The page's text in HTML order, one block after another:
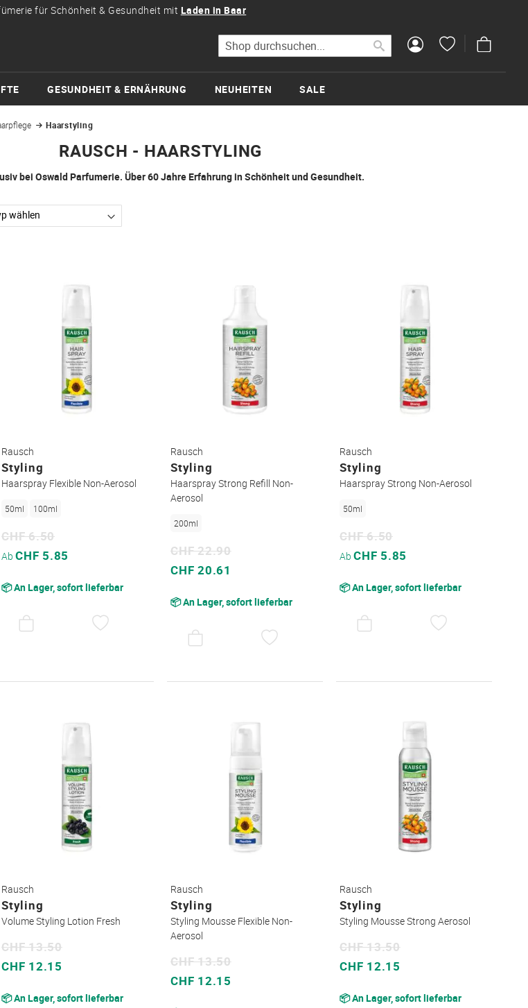
für Schönheit & Gesundheit mit Laden in Baar
Suche
Suche
GESUNDHEIT & ERNÄHRUNG NEUHEITEN SALE
Haarstyling
RAUSCH - HAARSTYLING
bei Oswald Parfumerie. Über 60 Jahre Erfahrung in Schönheit und Gesundheit.
Rausch
Styling
Haarspray Flexible Non-Aerosol
50ml 100ml
Sonderpreis
AbCHF 5.85
CHF 6.50
📦 An Lager, sofort lieferbar
WUNSCHZETTEL
Rausch
Styling
Haarspray Strong Refill Non-
Aerosol
200ml
Sonderpreis
CHF 20.61
CHF 22.90
📦 An Lager, sofort lieferbar
Rausch
Styling
Haarspray Strong Non-Aerosol
50ml
Sonderpreis
AbCHF 5.85
CHF 6.50
📦 An Lager, sofort lieferbar
Rausch
Styling
Volume Styling Lotion Fresh
Sonderpreis
CHF 12.15
CHF 13.50
📦 An Lager, sofort lieferbar
Rausch
Styling
Styling Mousse Flexible Non-
Aerosol
Sonderpreis
CHF 12.15
CHF 13.50
Rausch
Styling
Styling Mousse Strong Aerosol
Sonderpreis
CHF 12.15
CHF 13.50
📦 An Lager, sofort lieferbar